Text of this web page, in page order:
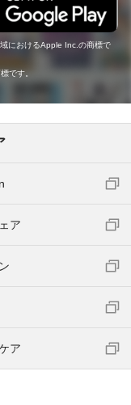
におけるApple Inc.の商標で
です。
ア
ア